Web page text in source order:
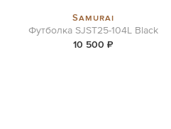
Samurai
Футболка SJST25-104L Black
10 500 ₽